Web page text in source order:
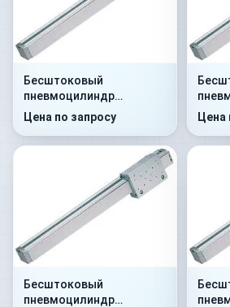
Бесштоковый
пневмоцилиндр
52R2C25A0700
Цена по запросу Цена
Бесштоковый
пневмоцилиндр